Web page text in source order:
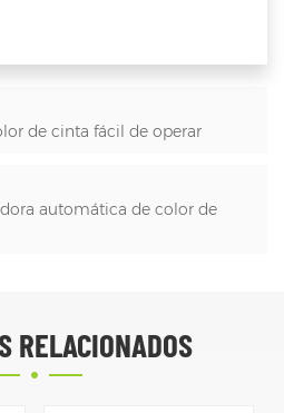
de cinta fácil de operar
automática de color de
RELACIONADOS